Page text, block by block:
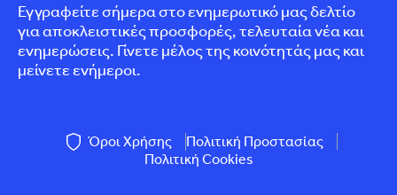
Εγγραφείτε σήμερα στο ενημερωτικό μας δελτίο
για αποκλειστικές προσφορές, τελευταία νέα και
ενημερώσεις. Γίνετε μέλος της κοινότητάς μας και
μείνετε ενήμεροι.
Όροι Χρήσης
Πολιτική Προστασίας
Πολιτική Cookies